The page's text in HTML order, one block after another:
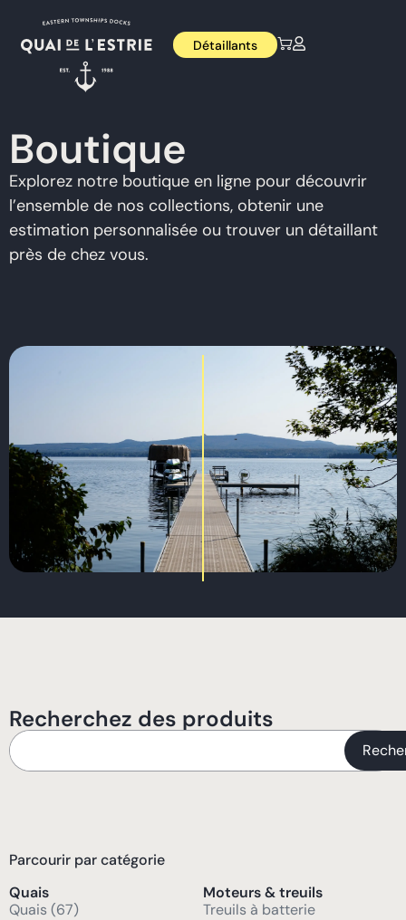
Détaillants
Boutique
Explorez notre boutique en ligne pour découvrir
l’ensemble de nos collections, obtenir une
estimation personnalisée ou trouver un détaillant
près de chez vous.
Recherchez des produits
Parcourir par catégorie
Quais
Quais (67)
Moteurs & treuils
Treuils à batterie